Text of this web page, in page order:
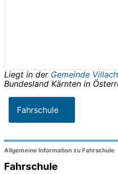
Liegt in der Gemeinde Villach
Bundesland Kärnten in
Fahrschule
Allgemeine Information zu Fahrschule
Fahrschule